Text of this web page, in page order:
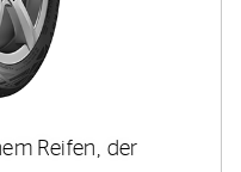
Reifen, der